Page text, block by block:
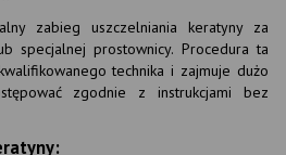
zabieg uszczelniania keratyny za
specjalnej prostownicy. Procedura ta
technika i zajmuje dużo
zgodnie z instrukcjami bez